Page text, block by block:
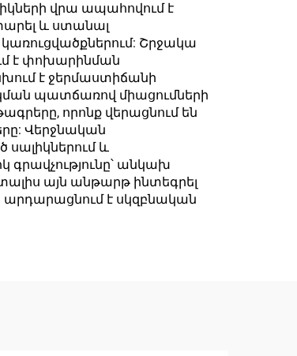
վրա ապահովում է
և ստանալ
Շրջակա
է փոխարինման
է ջերմաստիճանի
պատճառով միացումների
որոնք վերացնում են
Վերջնական
սալիկներում և
գրավչությունը՝ անկախ
տալիս այն անթարթ ինտեգրել
արդարացնում է սկզբնական